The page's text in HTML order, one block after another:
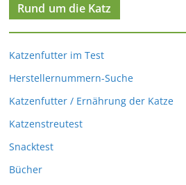
Rund um die Katz
Katzenfutter im Test
Herstellernummern-Suche
Katzenfutter / Ernährung der Katze
Katzenstreutest
Snacktest
Bücher